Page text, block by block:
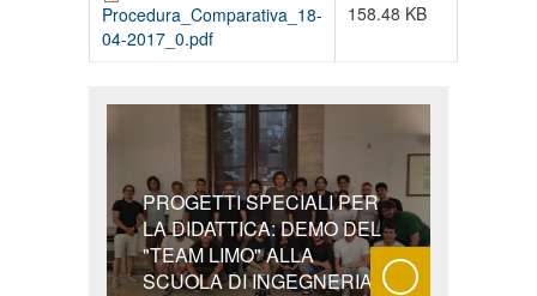
Procedura_Comparativa_18-
04-2017_0.pdf
158.48 KB
PROGETTI SPECIALI PER
LA DIDATTICA: DEMO DEL
"TEAM LIMO" ALLA
SCUOLA DI INGEGNERIA